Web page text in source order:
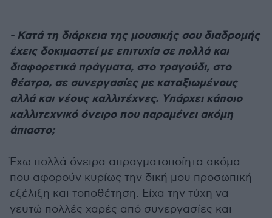
- Κατά τη διάρκεια της μουσικής σου διαδρομής
έχεις δοκιμαστεί με επιτυχία σε πολλά και
διαφορετικά πράγματα, στο τραγούδι, στο
θέατρο, σε συνεργασίες με καταξιωμένους
αλλά και νέους καλλιτέχνες. Υπάρχει κάποιο
καλλιτεχνικό όνειρο που παραμένει ακόμη
άπιαστο;
Έχω πολλά όνειρα απραγματοποίητα ακόμα
που αφορούν κυρίως την δική μου προσωπική
εξέλιξη και τοποθέτηση. Είχα την τύχη να
γευτώ πολλές χαρές από συνεργασίες και